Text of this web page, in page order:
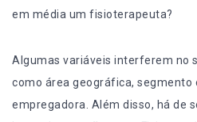
em média um fisioterapeuta?
Algumas variáveis interferem no
como área geográfica, segmento
empregadora. Além disso, há de